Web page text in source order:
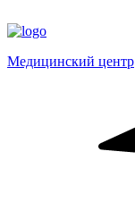
Медицинский центр